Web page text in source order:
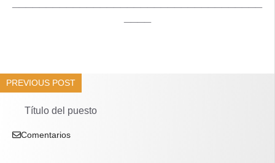
PREVIOUS POST
Título del puesto
Comentarios